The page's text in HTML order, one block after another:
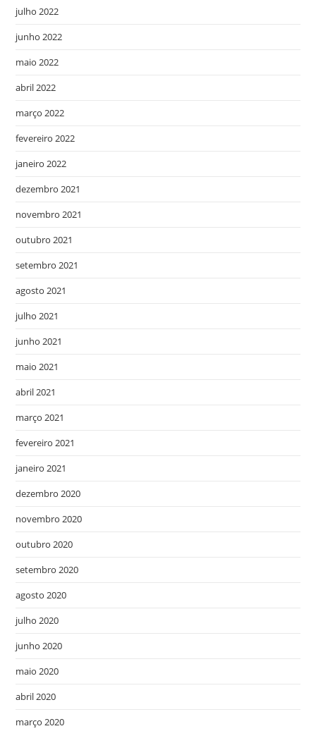
julho 2022
junho 2022
maio 2022
abril 2022
março 2022
fevereiro 2022
janeiro 2022
dezembro 2021
novembro 2021
outubro 2021
setembro 2021
agosto 2021
julho 2021
junho 2021
maio 2021
abril 2021
março 2021
fevereiro 2021
janeiro 2021
dezembro 2020
novembro 2020
outubro 2020
setembro 2020
agosto 2020
julho 2020
junho 2020
maio 2020
abril 2020
março 2020